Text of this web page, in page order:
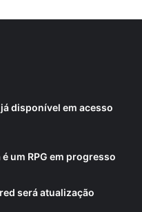
disponível em acesso
um RPG em progresso
será atualização